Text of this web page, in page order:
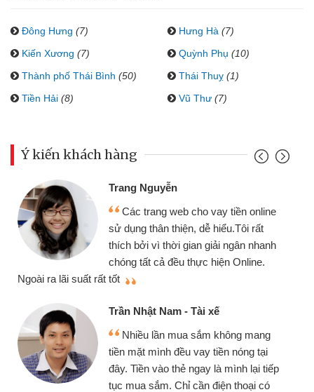
Đông Hưng (7) Hưng Hà (7)
Kiến Xương (7) Quỳnh Phụ (10)
Thành phố Thái Bình (50) Thái Thuỵ (1)
Tiền Hải (8) Vũ Thư (7)
Ý kiến khách hàng
Trang Nguyễn
Các trang web cho vay tiền online
sử dụng thân thiện, dễ hiểu.Tôi rất
thích bởi vì thời gian giải ngân nhanh
chóng tất cả đều thực hiện Online.
Ngoài ra lãi suất rất tốt
Trần Nhật Nam - Tài xế
Nhiều lần mua sắm không mang
tiền mặt mình đều vay tiền nóng tại
đây. Tiền vào thẻ ngay là mình lại tiếp
tục mua sắm. Chỉ cần điện thoại có